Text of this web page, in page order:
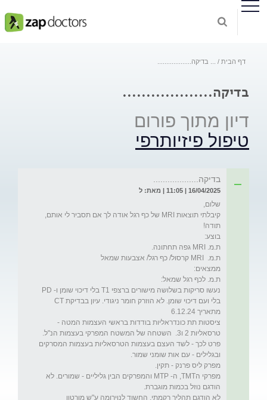
דף הבית בדיקה...................
בדיקה...................
דיון מתוך פורום
טיפול פיזיותרפי
בדיקה...................
16/04/2025 | 11:05 | מאת: ל
קיבלתי תוצאות MRI של כף רגל אודה לך אם תסביר לי אותם,
ציסטות תת כונדראליות בודדות בראשי העצמות המטה -
טרסאליות 2 ו3.  השטחה של המשטח המפרקי בעצמות הנ"ל.
פרט לכך - לשד העצם בעצמות הטרסאליות בעצמות המסרקים
מפרקי הTMT, ה- MTP והמפרקים הבין גליליים - שמורים. לא
לא הודגם תהליך רקמתי, החשוד לנוירומה ע"ש מורטון